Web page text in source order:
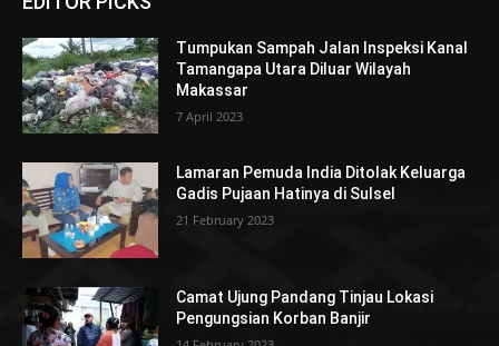
Tumpukan Sampah Jalan Inspeksi Kanal
Tamangapa Utara Diluar Wilayah
Makassar
7 April 2023
Lamaran Pemuda India Ditolak Keluarga
Gadis Pujaan Hatinya di Sulsel
21 February 2023
Camat Ujung Pandang Tinjau Lokasi
Pengungsian Korban Banjir